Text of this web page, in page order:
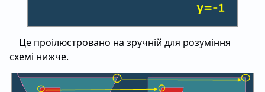
Це проілюстровано на зручній для розуміння
схемі нижче.